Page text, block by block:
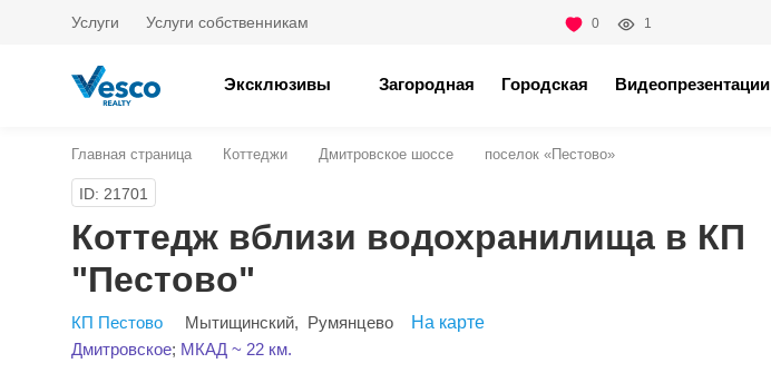
Услуги Услуги собственникам 0 1
Эксклюзивы Загородная Городская Видеопрезентации
Главная страница Коттеджи Дмитровское шоссе поселок «Пестово»
ID: 21701
Коттедж вблизи водохранилища в КП
"Пестово"
КП Пестово Мытищинский, Румянцево
На карте
Дмитровское; МКАД ~ 22 км.